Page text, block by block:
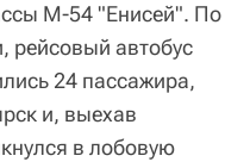
М-54 "Енисей". По
рейсовый автобус
24 пассажира,
и, выехав
в лобовую